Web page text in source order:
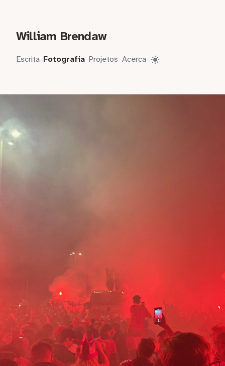
William Brendaw
Escrita Fotografia Projetos Acerca